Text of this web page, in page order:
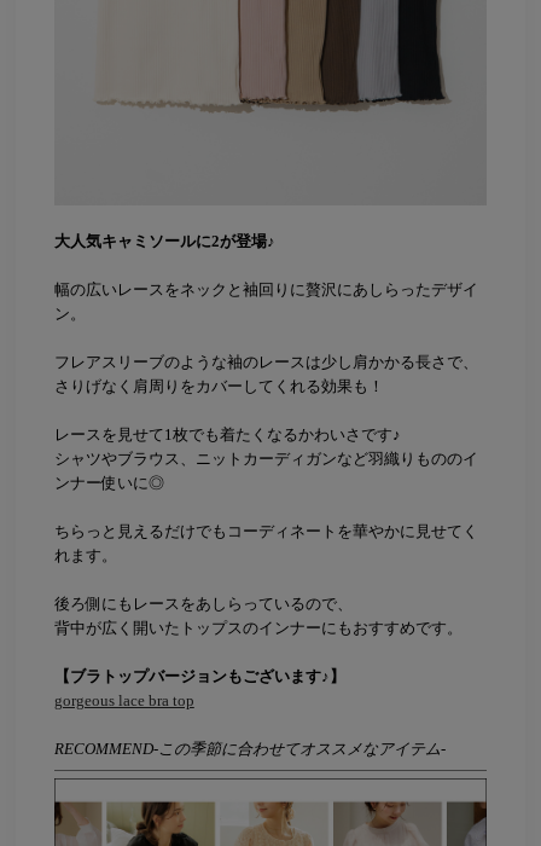
大人気キャミソールに2が登場♪
幅の広いレースをネックと袖回りに贅沢にあしらったデザイ
ン。
フレアスリーブのような袖のレースは少し肩かかる長さで、
さりげなく肩周りをカバーしてくれる効果も！
レースを見せて1枚でも着たくなるかわいさです♪
シャツやブラウス、ニットカーディガンなど羽織りもののイ
ンナー使いに◎
ちらっと見えるだけでもコーディネートを華やかに見せてく
れます。
後ろ側にもレースをあしらっているので、
背中が広く開いたトップスのインナーにもおすすめです。
【ブラトップバージョンもございます♪】
gorgeous lace bra top
RECOMMEND-この季節に合わせてオススメなアイテム-